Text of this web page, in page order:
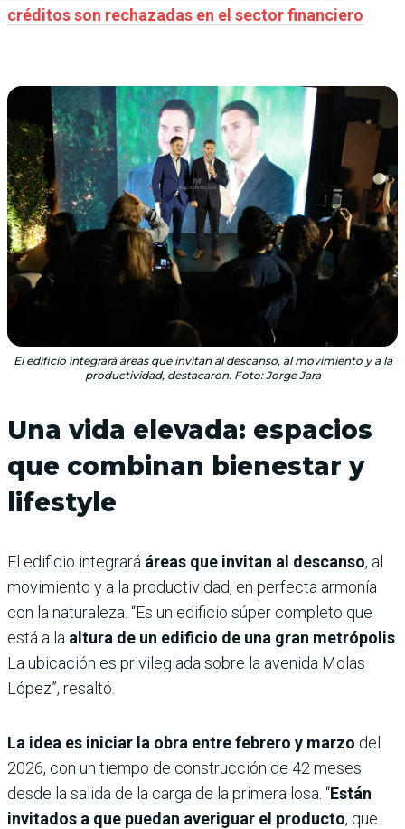
créditos son rechazadas en el sector financiero
El edificio integrará áreas que invitan al descanso, al movimiento y a la
productividad, destacaron. Foto: Jorge Jara
Una vida elevada: espacios
que combinan bienestar y
lifestyle
El edificio integrará áreas que invitan al descanso, al
movimiento y a la productividad, en perfecta armonía
con la naturaleza. “Es un edificio súper completo que
está a la altura de un edificio de una gran metrópolis
La ubicación es privilegiada sobre la avenida Molas
López”, resaltó.
La idea es iniciar la obra entre febrero y marzo del
2026, con un tiempo de construcción de 42 meses
desde la salida de la carga de la primera losa. “Están
invitados a que puedan averiguar el producto, que